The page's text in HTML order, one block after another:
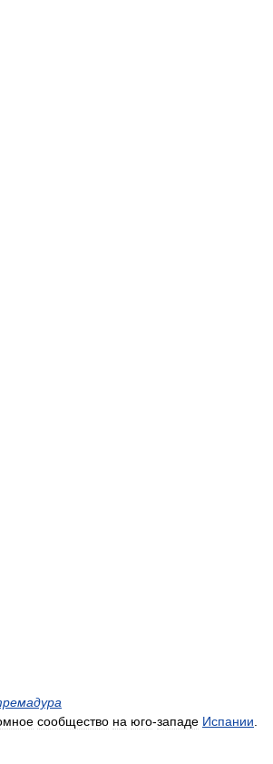
сообщество на юго-западе Испании